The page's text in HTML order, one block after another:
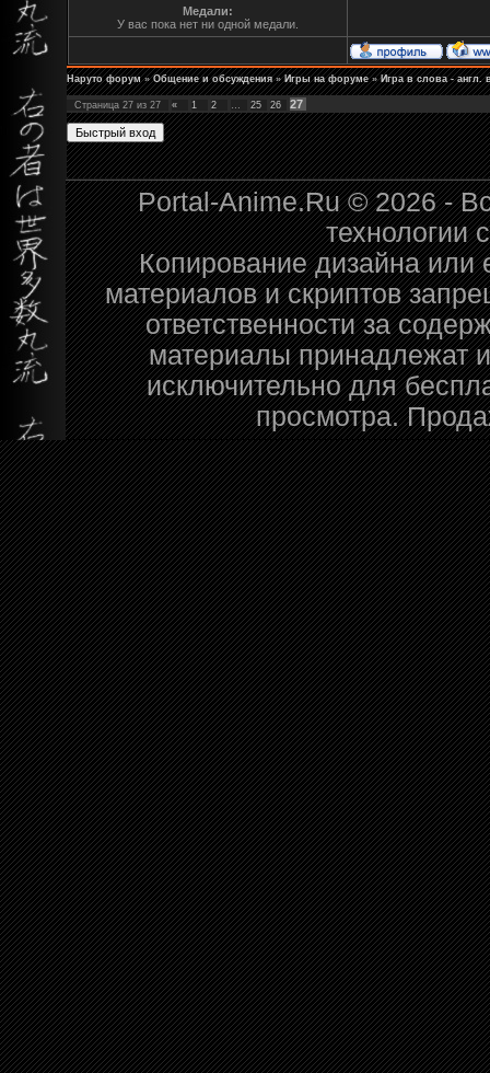
Медали:
У вас пока нет ни одной медали.
Наруто форум » Общение и обсуждения » Игры на форуме » Игра в слова - англ.
Страница 27 из 27 « 1 2 25 26 27
Portal-Anime.Ru © 2026 -
технологии
Копирование дизайна или
материалов и скриптов
ответственности за
материалы принадлежат
исключительно для
просмотра.